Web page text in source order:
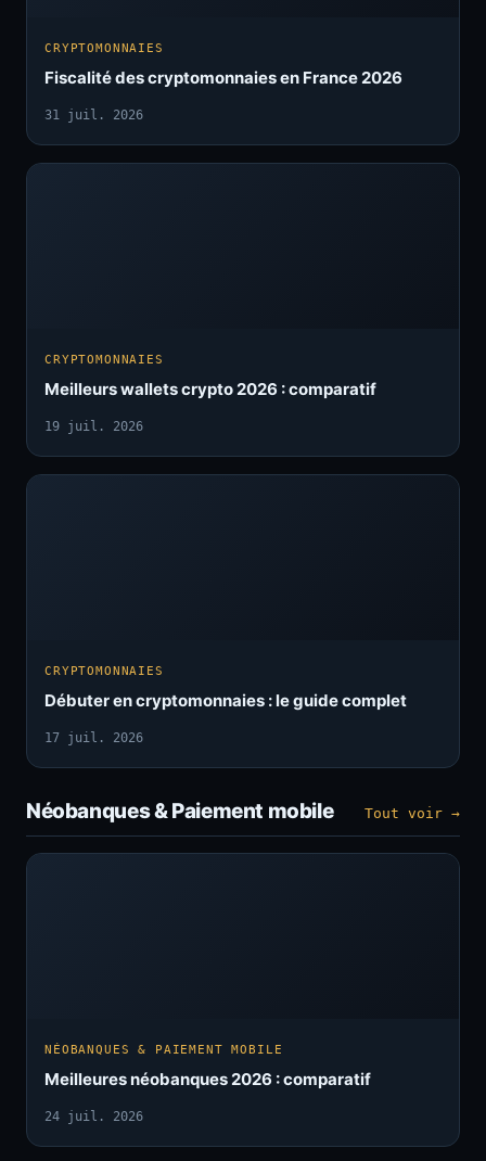
CRYPTOMONNAIES
Fiscalité des cryptomonnaies en France 2026
31 juil. 2026
CRYPTOMONNAIES
Meilleurs wallets crypto 2026 : comparatif
19 juil. 2026
CRYPTOMONNAIES
Débuter en cryptomonnaies : le guide complet
17 juil. 2026
Néobanques & Paiement mobile Tout voir →
NÉOBANQUES & PAIEMENT MOBILE
Meilleures néobanques 2026 : comparatif
24 juil. 2026